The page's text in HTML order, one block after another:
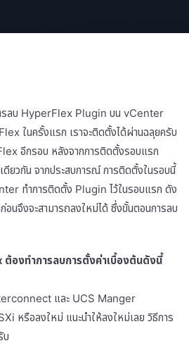
ารลบ HyperFlex Plugin บน vCenter
ในครั้งแรก เราจะติดตั้งได้ผ่านฉลุยครับ
อีกรอบ หลังจากการติดตั้งรอบแรก
ยวกัน จากประสบการณ์ การติดตั้งในรอบนี้
ทำการติดตั้ง Plugin ไว้ในรอบแรก ดัง
นจึงจะสามารถลงใหม่ได้ ซึ่งขั้นตอนการลบ
องทำการลบการตั้งค่าเบื้องต้นดังนี้
และ UCS Manger
หรือลงใหม่ แนะนำให้ลงใหม่เลย วิธีการ
บ